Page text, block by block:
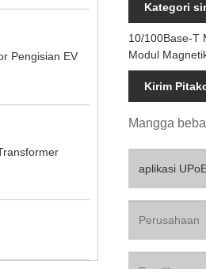
Pengisian EV
Kategori
10/100Base-T
Modul
Kirim
Mangga